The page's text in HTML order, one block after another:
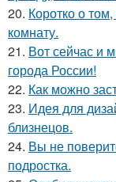
20. Коротко о
комнату.
21. Вот сейчас и
города России!
22. Как можно
23. Идея для
близнецов.
24. Вы не
подростка.